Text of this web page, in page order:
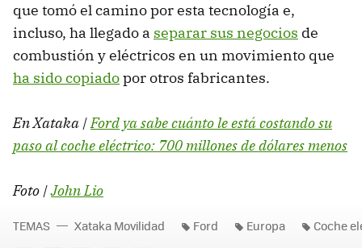
que tomó el camino por esta tecnología e,
incluso, ha llegado a separar sus negocios de
combustión y eléctricos en un movimiento que
ha sido copiadopor otros fabricantes.
En Xataka |Ford ya sabe cuánto le está costando su
paso al coche eléctrico: 700 millones de dólares menos
Foto |John Lio
TEMAS Xataka Movilidad Ford Europa Coche